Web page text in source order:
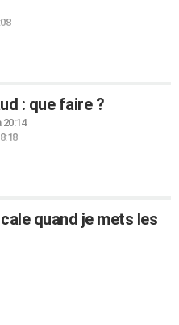
: que faire ?
20:14
quand je mets les